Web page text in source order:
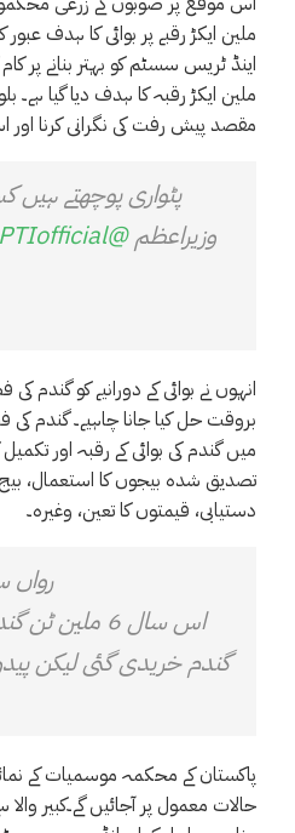
ملین ایکڑ رقبے پر بوائی کا ہدف
مقصد پیش رفت کی نگرانی کرنا اور
پٹواری پوچھتے ہیں
وزیراعظم@ImranKhanPTI
انہوں نے بوائی کے دورانیے کو گندم
بروقت حل کیا جانا چاہیے۔ گندم کی
میں گندم کی بوائی کے رقبہ اور
تصدیق شدہ بیجوں کا استعمال،
دستیابی، قیمتوں کا تعین، وغیرہ۔
رواں سیزن
گندم خریدی گئی لیکن پیدوار میں
پاکستان کے محکمہ موسمیات کے
حالات معمول پر آجائیں گے۔کبیر